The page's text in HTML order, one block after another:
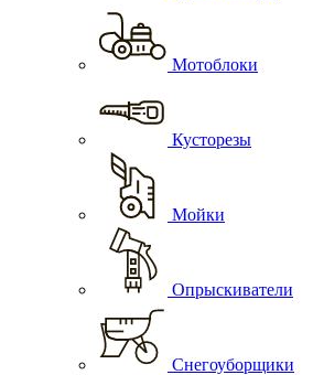
Мотоблоки
Кусторезы
Мойки
Опрыскиватели
Снегоуборщики